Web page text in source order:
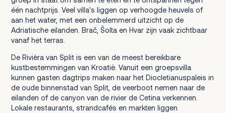
één nachtprijs. Veel villa's liggen op verhoogde heuvels of
aan het water, met een onbelemmerd uitzicht op de
Adriatische eilanden. Brač, Šolta en Hvar zijn vaak zichtbaar
vanaf het terras.
De Rivièra van Split is een van de meest bereikbare
kustbestemmingen van Kroatië. Vanuit een groepsvilla
kunnen gasten dagtrips maken naar het Diocletianuspaleis in
de oude binnenstad van Split, de veerboot nemen naar de
eilanden of de canyon van de rivier de Cetina verkennen.
Lokale restaurants, strandcafés en markten liggen